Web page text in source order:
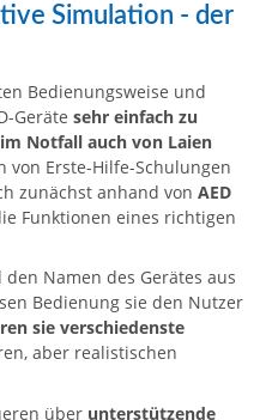
Simulation - der
Bedienungsweise und
Geräte sehr einfach zu
im Notfall auch von Laien
von Erste-Hilfe-Schulungen
zunächst anhand von AED
Funktionen eines richtigen
Namen des Gerätes aus
Bedienung sie den Nutzer
sie verschiedenste
aber realistischen
über unterstützende